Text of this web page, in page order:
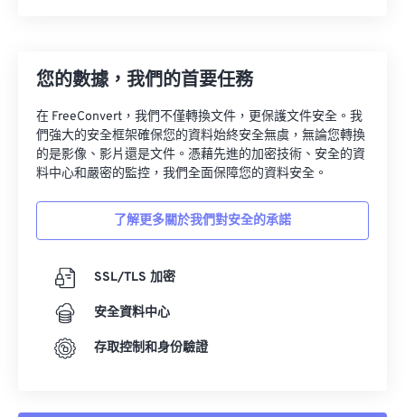
您的數據，我們的首要任務
在 FreeConvert，我們不僅轉換文件，更保護文件安全。我
們強大的安全框架確保您的資料始終安全無虞，無論您轉換
的是影像、影片還是文件。憑藉先進的加密技術、安全的資
料中心和嚴密的監控，我們全面保障您的資料安全。
了解更多關於我們對安全的承諾
SSL/TLS 加密
安全資料中心
存取控制和身份驗證